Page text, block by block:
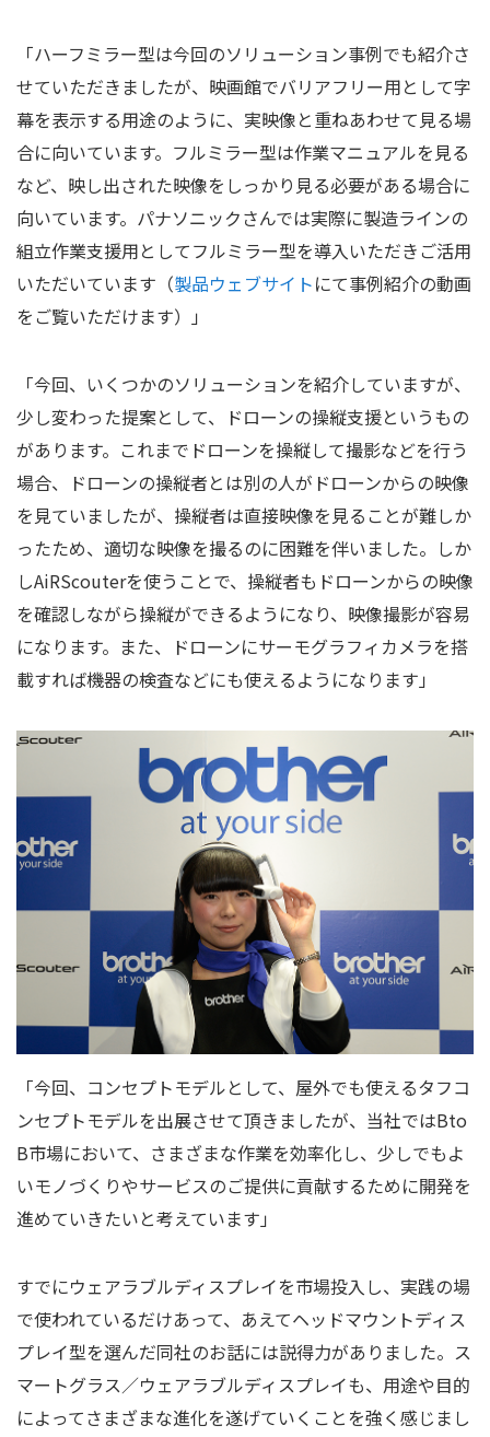
「ハーフミラー型は今回のソリューション事例でも紹介さ
せていただきましたが、映画館でバリアフリー用として字
幕を表示する用途のように、実映像と重ねあわせて見る場
合に向いています。フルミラー型は作業マニュアルを見る
など、映し出された映像をしっかり見る必要がある場合に
向いています。パナソニックさんでは実際に製造ラインの
組立作業支援用としてフルミラー型を導入いただきご活用
いただいています（製品ウェブサイトにて事例紹介の動画
をご覧いただけます）」
「今回、いくつかのソリューションを紹介していますが、
少し変わった提案として、ドローンの操縦支援というもの
があります。これまでドローンを操縦して撮影などを行う
場合、ドローンの操縦者とは別の人がドローンからの映像
を見ていましたが、操縦者は直接映像を見ることが難しか
ったため、適切な映像を撮るのに困難を伴いました。しか
しAiRScouterを使うことで、操縦者もドローンからの映像
を確認しながら操縦ができるようになり、映像撮影が容易
になります。また、ドローンにサーモグラフィカメラを搭
載すれば機器の検査などにも使えるようになります」
「今回、コンセプトモデルとして、屋外でも使えるタフコ
ンセプトモデルを出展させて頂きましたが、当社ではBto
B市場において、さまざまな作業を効率化し、少しでもよ
いモノづくりやサービスのご提供に貢献するために開発を
進めていきたいと考えています」
すでにウェアラブルディスプレイを市場投入し、実践の場
で使われているだけあって、あえてヘッドマウントディス
プレイ型を選んだ同社のお話には説得力がありました。ス
マートグラス／ウェアラブルディスプレイも、用途や目的
によってさまざまな進化を遂げていくことを強く感じまし